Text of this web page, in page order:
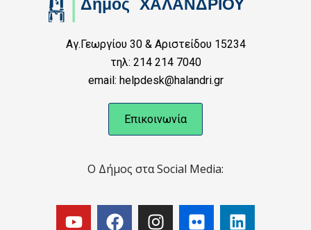
Αγ.Γεωργίου 30 & Αριστείδου 15234
τηλ: 214 214 7040
email: helpdesk@halandri.gr
Επικοινωνία
Ο Δήμος στα Social Media: